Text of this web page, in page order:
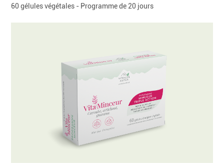
60 gélules végétales - Programme de 20 jours